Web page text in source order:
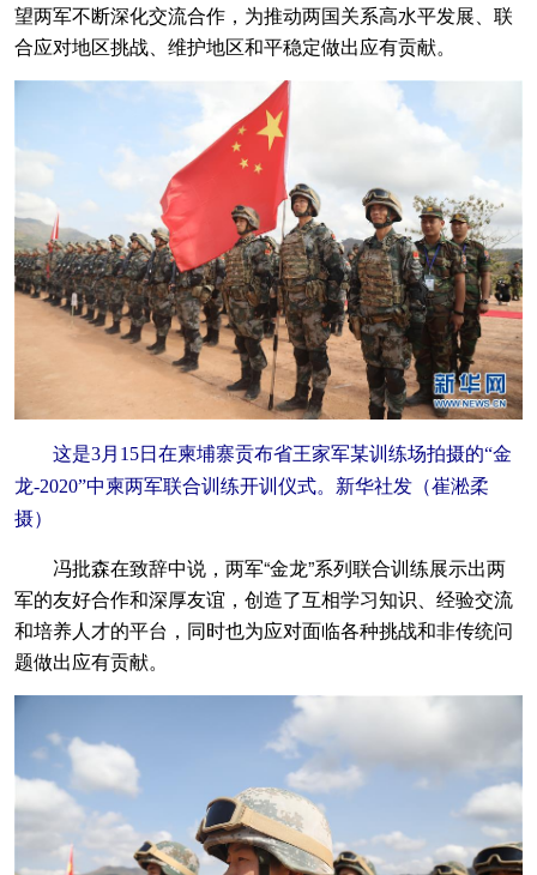
望两军不断深化交流合作，为推动两国关系高水平发展、联
合应对地区挑战、维护地区和平稳定做出应有贡献。
这是3月15日在柬埔寨贡布省王家军某训练场拍摄的“金
龙-2020”中柬两军联合训练开训仪式。新华社发（崔淞柔
摄）
冯批森在致辞中说，两军“金龙”系列联合训练展示出两
军的友好合作和深厚友谊，创造了互相学习知识、经验交流
和培养人才的平台，同时也为应对面临各种挑战和非传统问
题做出应有贡献。